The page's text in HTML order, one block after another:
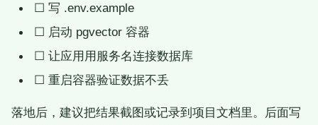
☐ 写 .env.example
☐ 启动 pgvector 容器
☐ 让应用用服务名连接数据库
☐ 重启容器验证数据不丢
落地后，建议把结果截图或记录到项目文档里。后面写